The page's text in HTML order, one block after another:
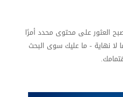
العثور على محتوى محدد أمرًا
لا نهاية - ما عليك سوى البحث